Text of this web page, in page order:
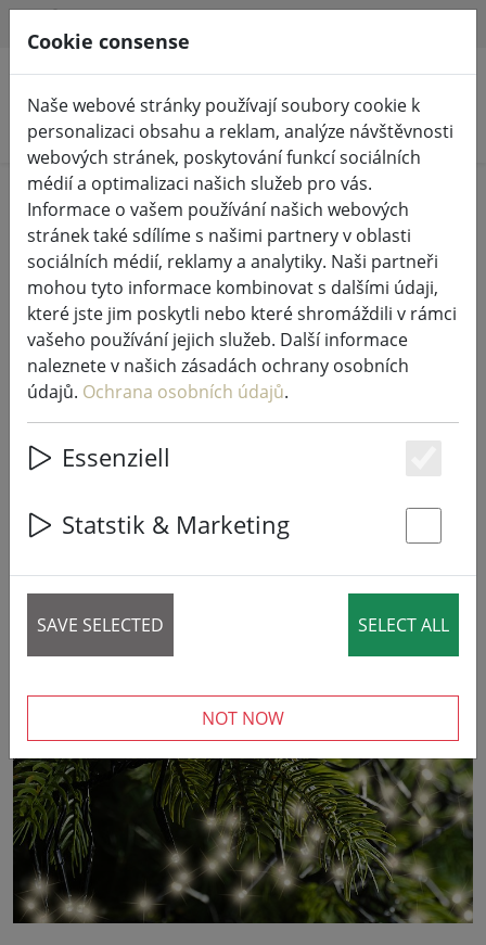
Hledat produkty
Home
Pohádková světla a osvětlení
Osvětlená výzdoba
Kaemingk Lumineo světelný řetěz
1512 LED teplá bílá venkovní 14 m
černý
44% DISCOUNT
Cookie consense
Naše webové stránky používají soubory cookie k
personalizaci obsahu a reklam, analýze návštěvnosti
webových stránek, poskytování funkcí sociálních
médií a optimalizaci našich služeb pro vás.
Informace o vašem používání našich webových
stránek také sdílíme s našimi partnery v oblasti
sociálních médií, reklamy a analytiky. Naši partneři
mohou tyto informace kombinovat s dalšími údaji,
které jste jim poskytli nebo které shromáždili v rámci
vašeho používání jejich služeb. Další informace
naleznete v našich zásadách ochrany osobních
údajů. Ochrana osobních údajů.
Essenziell
Statstik & Marketing
SAVE SELECTED SELECT ALL
NOT NOW